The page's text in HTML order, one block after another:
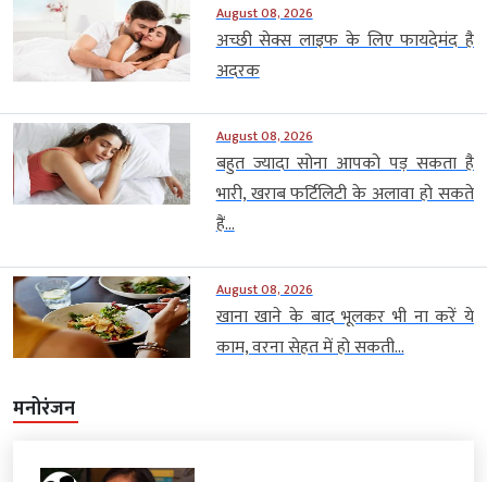
August 08, 2026
अच्छी सेक्स लाइफ के लिए फायदेमंद है
अदरक
August 08, 2026
बहुत ज्यादा सोना आपको पड़ सकता है
भारी, खराब फर्टिलिटी के अलावा हो सकते
हैं...
August 08, 2026
खाना खाने के बाद भूलकर भी ना करें ये
काम, वरना सेहत में हो सकती...
मनोरंजन